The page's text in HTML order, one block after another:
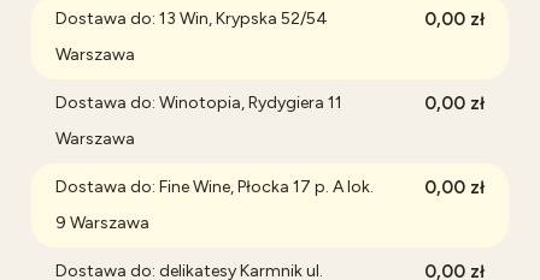
Dostawa do: 13 Win, Krypska 52/54
Warszawa
0,00 zł
Dostawa do: Winotopia, Rydygiera 11
Warszawa
0,00 zł
Dostawa do: Fine Wine, Płocka 17 p. A lok.
9 Warszawa
0,00 zł
Dostawa do: delikatesy Karmnik ul. 0,00 zł